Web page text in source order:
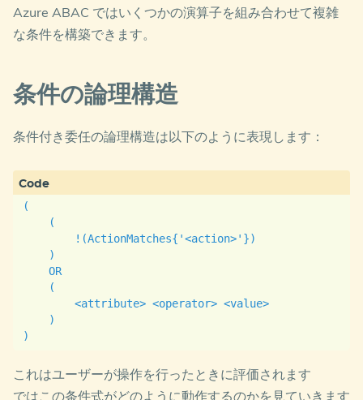
Azure ABAC ではいくつかの演算子を組み合わせて複雑
な条件を構築できます。
条件の論理構造
条件付き委任の論理構造は以下のように表現します：
(
    (
        !(ActionMatches{'<action>'})
    )
    OR
    (
        <attribute> <operator> <value>
    )
これはユーザーが操作を行ったときに評価されます
ではこの条件式がどのように動作するのかを見ていきます